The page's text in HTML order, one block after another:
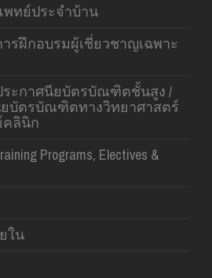
ทย์ประจำบ้าน
รฝึกอบรมผู้เชี่ยวชาญเฉพาะ
ะกาศนียบัตรบัณฑิตชั้นสูง /
บัตรบัณฑิตทางวิทยาศาสตร์
ลินิก
Programs, Electives &
ใน